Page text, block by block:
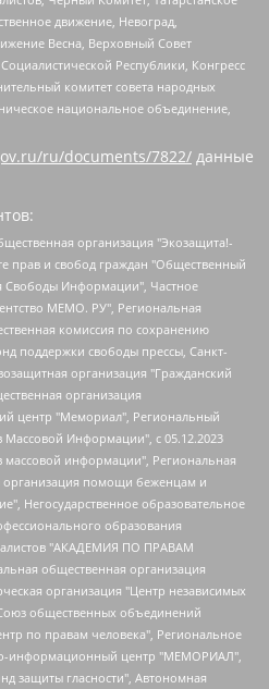
движение, Невоград,
Весна, Верховный Совет
Республики, Конгресс
комитет совета народных
национальное объединение,
ru/documents/7822/ данные
Валерьевич, Ивановская областная общественная организация "Центр гендерных исследований", Гурман Юрий Альбертович, Медиапроект "ОВД-Инфо", Егоров Владимир Владимирович, Жилинский Владимир Александрович, Общество с ограниченной ответственностью "ЗП", Иванова София Юрьевна, Карезина Инна Павловна, Кильтау Екатерина Викторовна, Петров Алексей Викторович, Пискунов Сергей Евгеньевич, Смирнов Сергей Сергеевич, Тихонов Михаил Сергеевич, Общество с ограниченной ответственностью "ЖУРНАЛИСТ-ИНОСТРАННЫЙ АГЕНТ", Арапова Галина Юрьевна, Вольтская Татьяна Анатольевна, Американская компания "Mason G.E.S. Anonymous Foundation" (США), являющаяся владельцем интернет-издания https://mnews.world/, Компания "Stichting Bellingcat", зарегистрированная в Нидерландах (дата регистрации 11.07.2018), Захаров Андрей Вячеславович, Клепиковская Екатерина Дмитриевна, Общество с ограниченной ответственностью "МЕМО", Перл Роман Александрович, Симонов Евгений Алексеевич, Соловьева Елена Анатольевна, Сотников Даниил Владимирович, Сурначева Елизавета Дмитриевна, Автономная некоммерческая организация по защите прав человека и информированию населения "Якутия – Наше Мнение", Общество с ограниченной ответственностью "Москоу диджитал медиа", с 26.01.2023 Общество с ограниченной ответственностью "Чайка Белые сады", Ветошкина Валерия Валерьевна, Заговора Максим Александрович, Межрегиональное общественное движение "Российская ЛГБТ - сеть", Оленичев Максим Владимирович, Павлов Иван Юрьевич, Скворцова Елена Сергеевна, Общество с ограниченной ответственностью "Как бы инагент", Кочетков Игорь Викторович, Общество с ограниченной ответственностью "Честные выборы", Еланчик Олег Александрович, Общество с ограниченной ответственностью "Нобелевский призыв", Гималова Регина Эмилевна, Григорьев Андрей Валерьевич, Григорьева Алина Александровна, Ассоциация по содействию защите прав призывников, альтернативнослужащих и военнослужащих "Правозащитная группа "Гражданин.Армия.Право", Хисамова Регина Фаритовна, Автономная некоммерческая организация по реализации социально-правовых программ "Лилит", Дальневосточное общественное движение "Маяк", Санкт-Петербургская ЛГБТ-инициативная группа "Выход", Инициативная группа ЛГБТ+ "Реверс", Алексеев Андрей Викторович, Бекбулатова Таисия Львовна, Беляев Иван Михайлович, Владыкина Елена Сергеевна, Гельман Марат Александрович, Никульшина Вероника Юрьевна, Толоконникова Надежда Андреевна, Шендерович Виктор Анатольевич, Общество с ограниченной ответственностью "Данное сообщение", Общество с ограниченной ответственностью Издательский дом "Новая глава", Айнбиндер Александра Александровна, Московский комьюнити-центр для ЛГБТ+инициатив, Благотворительный фонд развития филантропии, Deutsche Welle (Германия, Kurt-Schumacher-Strasse 3, 53113 Bonn), Борзунова Мария Михайловна, Воробьев Виктор Викторович, Голубева Анна Львовна, Константинова Алла Михайловна, Малкова Ирина Владимировна, Мурадов Мурад Абдулгалимович, Осетинская Елизавета Николаевна, Понасенков Евгений Николаевич, Ганапольский Матвей Юрьевич, Киселев Евгений Алексеевич, Борухович Ирина Григорьевна, Дремин Иван Тимофеевич, Дубровский Дмитрий Викторович, Красноярская региональная общественная организация поддержки и развития альтернативных образовательных технологий и межкультурных коммуникаций "ИНТЕРРА", Маяковская Екатерина Алексеевна, Фейгин Марк Захарович, Филимонов Андрей Викторович, Дзугкоева Регина Николаевна, Доброхотов Роман Александрович, Дудь Юрий Александрович, Елкин Сергей Владимирович, Кругликов Кирилл Игоревич, Сабунаева Мария Леонидовна, Семенов Алексей Владимирович, Шаинян Карен Багратович, Шульман Екатерина Михайловна, Асафьев Артур Валерьевич, Вахштайн Виктор Семенович, Венедиктов Алексей Алексеевич, Лушникова Екатерина Евгеньевна, Волков Леонид Михайлович, Невзоров Александр Глебович, Пархоменко Сергей Борисович, Сироткин Ярослав Николаевич, Кара-Мурза Владимир Владимирович, Баранова Наталья Владимировна, Гозман Леонид Яковлевич, Кагарлицкий Борис Юльевич, Климарев Михаил Валерьевич, Милов Владимир Станиславович, Автономная некоммерческая организация Краснодарский центр современного искусства "Типография", Моргенштерн Алишер Тагирович, Соболь Любовь Эдуардовна, Общество с ограниченной ответственностью "ЛИЗА НОРМ", Каспаров Гарри Кимович, Ходорковский Михаил Борисович, Общество с ограниченной ответственностью "Апрельские тезисы", Данилович Ирина Брониславовна, Кашин Олег Владимирович, Петров Николай Владимирович, Пивоваров Алексей Владимирович, Соколов Михаил Владимирович, Цветкова Юлия Владимировна, Чичваркин Евгений Александрович, Комитет против пыток/Команда против пыток, Общество с ограниченной ответственностью "Первый научный", Общество с ограниченной ответственностью "Вертолет и ко", Белоцерковская Вероника Борисовна, Кац Максим Евгеньевич, Лазарева Татьяна Юрьевна, Шаведдинов Руслан Табризович, Яшин Илья Валерьевич, Общество с ограниченной ответственностью "Иноагент ААВ", Алешковский Дмитрий Петрович, Альбац Евгения Марковна, Быков Дмитрий Львович, Галямина Юлия Евгеньевна, Лойко Сергей Леонидович, Мартынов Кирилл Константинович, Медведев Сергей Александрович, Крашенинников Федор Геннадиевич, Гордеева Катерина Вл